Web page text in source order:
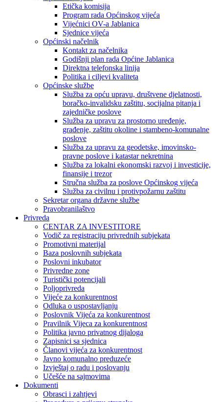
Etička komisija
Program rada Općinskog vijeća
Vijećnici OV-a Jablanica
Sjednice vijeća
Općinski načelnik
Kontakt za načelnika
Godišnji plan rada Općine Jablanica
Direktna telefonska linija
Politika i ciljevi kvaliteta
Općinske službe
Služba za opću upravu, društvene djelatnosti,
boračko-invalidsku zaštitu, socijalna pitanja i
zajedničke poslove
Služba za upravu za prostorno uređenje,
građenje, zaštitu okoline i stambeno-komunalne
poslove
Služba za upravu za geodetske, imovinsko-
pravne poslove i katastar nekretnina
Služba za lokalni ekonomski razvoj i investicije,
finansije i trezor
Stručna služba za poslove Općinskog vijeća
Služba za civilnu i protivpožarnu zaštitu
Sekretar organa državne službe
Pravobranilaštvo
Privreda
CENTAR ZA INVESTITORE
Vodič za registraciju privrednih subjekata
Promotivni materijal
Baza poslovnih subjekata
Poslovni inkubator
Privredne zone
Turistički potencijali
Poljoprivreda
Vijeće za konkurentnost
Odluka o uspostavljanju
Poslovnik Vijeća za konkurentnost
Pravilnik Vijeca za konkurentnost
Politika javno privatnog dijaloga
Zapisnici sa sjednica
Članovi vijeća za konkurentnost
Javno komunalno preduzeće
Izvještaj o radu i poslovanju
Učešće na sajmovima
Dokumenti
Obrasci i zahtjevi